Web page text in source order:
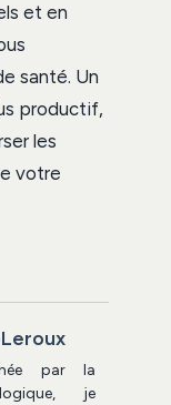
et en
santé. Un
productif,
les
votre
par la
je